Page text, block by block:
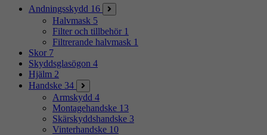
Andningsskydd 16
Halvmask 5
Filter och tillbehör 1
Filtrerande halvmask 1
Skor 7
Skyddsglasögon 4
Hjälm 2
Handske 34
Armskydd 4
Montagehandske 13
Skärskyddshandske 3
Vinterhandske 10